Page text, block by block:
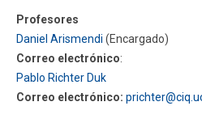
Profesores
Daniel Arismendi (Encargado)
Correo electrónico:
Pablo Richter Duk
Correo electrónico: